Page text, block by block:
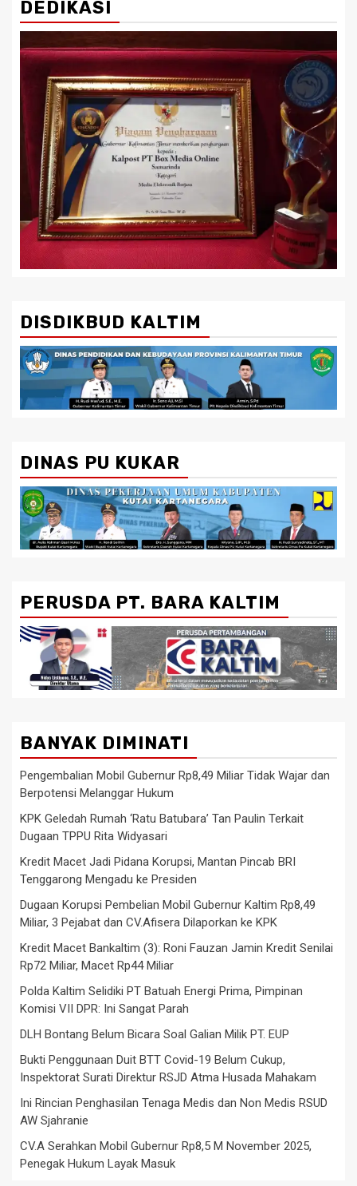
DEDIKASI
DISDIKBUD KALTIM
DINAS PU KUKAR
PERUSDA PT. BARA KALTIM
BANYAK DIMINATI
Pengembalian Mobil Gubernur Rp8,49 Miliar Tidak Wajar dan
Berpotensi Melanggar Hukum
KPK Geledah Rumah ‘Ratu Batubara’ Tan Paulin Terkait
Dugaan TPPU Rita Widyasari
Kredit Macet Jadi Pidana Korupsi, Mantan Pincab BRI
Tenggarong Mengadu ke Presiden
Dugaan Korupsi Pembelian Mobil Gubernur Kaltim Rp8,49
Miliar, 3 Pejabat dan CV.Afisera Dilaporkan ke KPK
Kredit Macet Bankaltim (3): Roni Fauzan Jamin Kredit Senilai
Rp72 Miliar, Macet Rp44 Miliar
Polda Kaltim Selidiki PT Batuah Energi Prima, Pimpinan
Komisi VII DPR: Ini Sangat Parah
DLH Bontang Belum Bicara Soal Galian Milik PT. EUP
Bukti Penggunaan Duit BTT Covid-19 Belum Cukup,
Inspektorat Surati Direktur RSJD Atma Husada Mahakam
Ini Rincian Penghasilan Tenaga Medis dan Non Medis RSUD
AW Sjahranie
CV.A Serahkan Mobil Gubernur Rp8,5 M November 2025,
Penegak Hukum Layak Masuk